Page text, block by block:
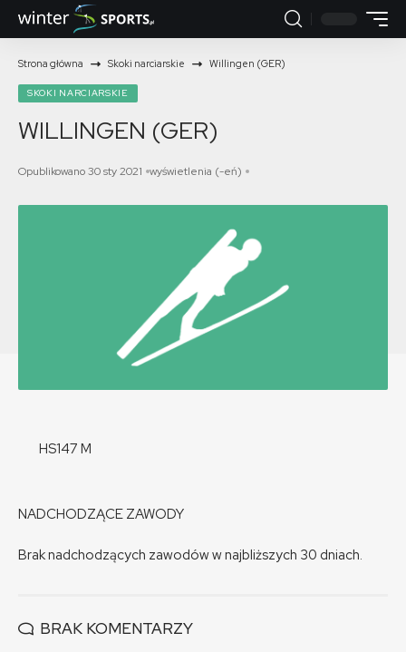
Strona główna Skoki narciarskie Willingen (GER)
SKOKI NARCIARSKIE
WILLINGEN (GER)
Opublikowano 30 sty 2021 wyświetlenia (-eń)
HS147 M
NADCHODZĄCE ZAWODY
Brak nadchodzących zawodów w najbliższych 30 dniach.
BRAK KOMENTARZY